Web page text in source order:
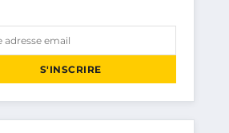
S'INSCRIRE